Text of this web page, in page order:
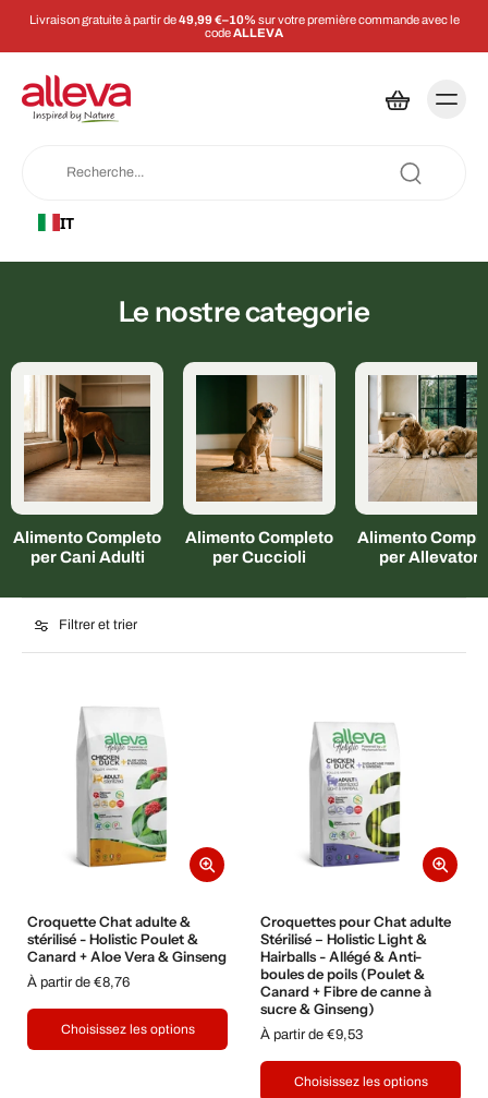
Livraison gratuite à partir de49,99 €–10% sur votre première commande avec le
codeALLEVA
IT
Le nostre categorie
Alimento Completo
per Cani Adulti
Alimento Completo
per Cuccioli
Alimento
per Allevatori
Filtrer et trier
Croquette Chat adulte &
stérilisé - Holistic Poulet &
Canard + Aloe Vera & Ginseng
À partir de €8,76
Choisissez les options
Croquettes pour Chat adulte
Stérilisé – Holistic Light &
Hairballs - Allégé & Anti-
boules de poils (Poulet &
Canard + Fibre de canne à
sucre & Ginseng)
À partir de €9,53
Choisissez les options